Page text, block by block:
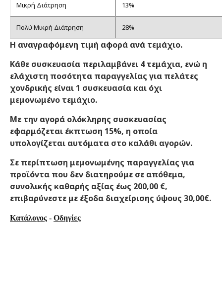
Μικρή Διάτρηση 13%
Πολύ Μικρή Διάτρηση 28%
Η αναγραφόμενη τιμή αφορά ανά τεμάχιο.
Κάθε συσκευασία περιλαμβάνει 4 τεμάχια, ενώ η
ελάχιστη ποσότητα παραγγελίας για πελάτες
χονδρικής είναι 1 συσκευασία και όχι
μεμονωμένο τεμάχιο.
Με την αγορά ολόκληρης συσκευασίας
εφαρμόζεται έκπτωση 15%, η οποία
υπολογίζεται αυτόματα στο καλάθι αγορών.
Σε περίπτωση μεμονωμένης παραγγελίας για
προϊόντα που δεν διατηρούμε σε απόθεμα,
συνολικής καθαρής αξίας έως 200,00 €,
επιβαρύνεστε με έξοδα διαχείρισης ύψους 30,00€.
Κατάλογος - Οδηγίες